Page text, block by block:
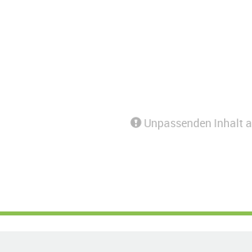
Unpassenden Inhalt